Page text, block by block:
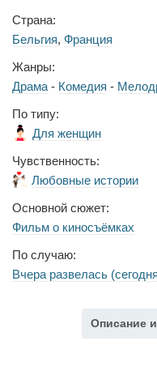
Страна:
Бельгия, Франция
Жанры:
Драма - Комедия -
По типу:
Для женщин
Чувственность:
Любовные истории
Основной сюжет:
Фильм о киносъёмках
По случаю:
Вчера развелась
Описание